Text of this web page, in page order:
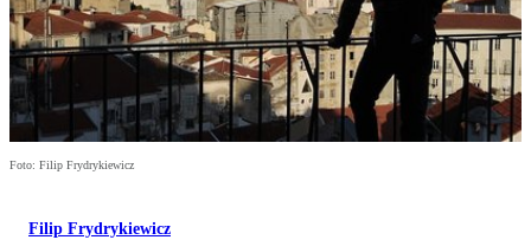
Foto: Filip Frydrykiewicz
Filip Frydrykiewicz